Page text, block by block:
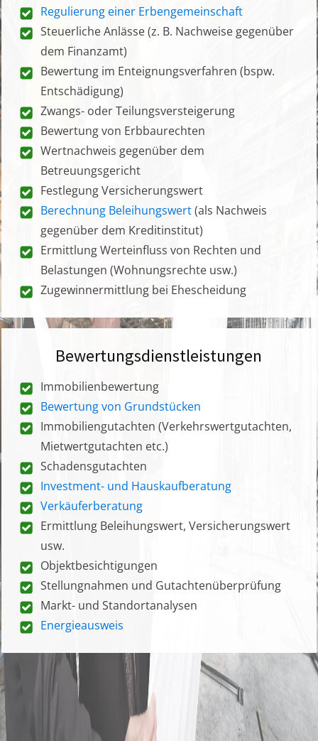
Regulierung einer Erbengemeinschaft
Steuerliche Anlässe (z. B. Nachweise gegenüber
dem Finanzamt)
Bewertung im Enteignungsverfahren (bspw.
Entschädigung)
Zwangs- oder Teilungsversteigerung
Bewertung von Erbbaurechten
Wertnachweis gegenüber dem
Betreuungsgericht
Festlegung Versicherungswert
Berechnung Beleihungswert(als Nachweis
gegenüber dem Kreditinstitut)
Ermittlung Werteinfluss von Rechten und
Belastungen (Wohnungsrechte usw.)
Zugewinnermittlung bei Ehescheidung
Bewertungsdienstleistungen
Immobilienbewertung
Bewertung von Grundstücken
Immobiliengutachten (Verkehrswertgutachten,
Mietwertgutachten etc.)
Schadensgutachten
Investment- und Hauskaufberatung
Verkäuferberatung
Ermittlung Beleihungswert, Versicherungswert
usw.
Objektbesichtigungen
Stellungnahmen und Gutachtenüberprüfung
Markt- und Standortanalysen
Energieausweis